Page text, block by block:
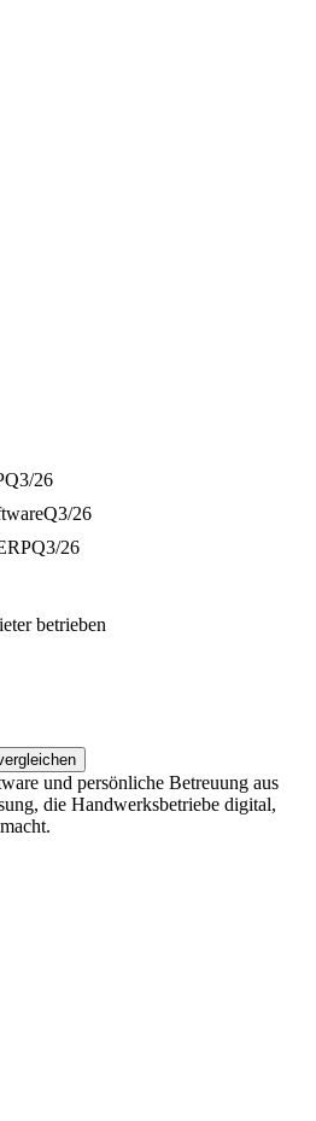
Q3/26
Q3/26
Q3/26
betrieben
und persönliche Betreuung aus
die Handwerksbetriebe digital,